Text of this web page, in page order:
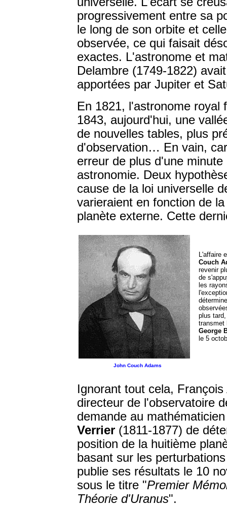
progressivement entre sa
le long de son orbite et
observée, ce qui faisait
exactes. L'astronome et
Delambre (1749-1822)
apportées par Jupiter et
En 1821, l'astronome royal
1843, aujourd'hui, une
de nouvelles tables, plus
d'observation… En vain,
erreur de plus d'une
astronomie. Deux
cause de la loi universelle
varieraient en fonction de
planète externe. Cette
L'affaire
Couch
revenir
de
les
plus
transmet
George
le 5
John Couch Adams
Ignorant tout cela, François
directeur de l'observatoire
demande au
Verrier (1811-1877) de
position de la huitième
basant sur les
publie ses résultats le 10
sous le titre "Premier
Théorie d'Uranus".